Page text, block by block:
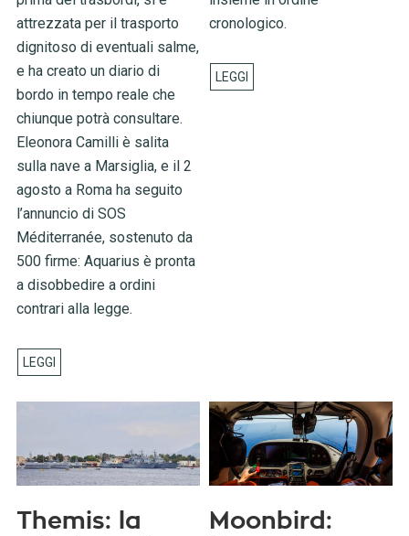
attrezzata per il trasporto
dignitoso di eventuali salme,
e ha creato un diario di
bordo in tempo reale che
chiunque potrà consultare.
Eleonora Camilli è salita
sulla nave a Marsiglia, e il 2
agosto a Roma ha seguito
l’annuncio di SOS
Méditerranée, sostenuto da
500 firme: Aquarius è pronta
a disobbedire a ordini
contrari alla legge.
cronologico.
Themis: la
Moonbird: